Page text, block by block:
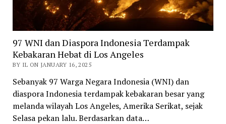
97 WNI dan Diaspora Indonesia Terdampak
Kebakaran Hebat di Los Angeles
BY IL ON JANUARY 16, 2025
Sebanyak 97 Warga Negara Indonesia (WNI) dan
diaspora Indonesia terdampak kebakaran besar yang
melanda wilayah Los Angeles, Amerika Serikat, sejak
Selasa pekan lalu. Berdasarkan data…